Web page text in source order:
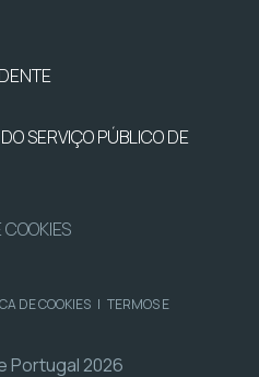
SERVIÇO PÚBLICO DE
DE COOKIES | TERMOS E
Portugal 2026